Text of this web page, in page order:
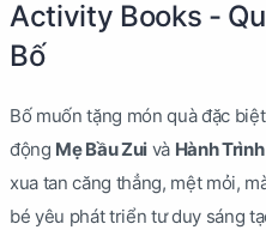
Activity Books -
Bố
Bố muốn tặng món quà đặc
động Mẹ Bầu Zuivà Hành
xua tan căng thẳng, mệt mỏi,
bé yêu phát triển tư duy sáng